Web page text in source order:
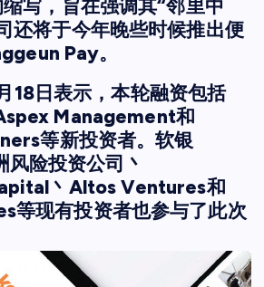
写，旨在强调其“邻里中
还将于今年晚些时候推出便
Pay。
18日表示，本轮融资包括
Management和
等新投资者。软银
险投资公司丶
丶Altos Ventures和
等现有投资者也参与了此次